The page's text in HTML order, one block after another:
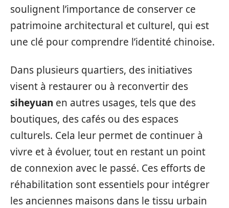
soulignent l’importance de conserver ce
patrimoine architectural et culturel, qui est
une clé pour comprendre l’identité chinoise.
Dans plusieurs quartiers, des initiatives
visent à restaurer ou à reconvertir des
siheyuan en autres usages, tels que des
boutiques, des cafés ou des espaces
culturels. Cela leur permet de continuer à
vivre et à évoluer, tout en restant un point
de connexion avec le passé. Ces efforts de
réhabilitation sont essentiels pour intégrer
les anciennes maisons dans le tissu urbain